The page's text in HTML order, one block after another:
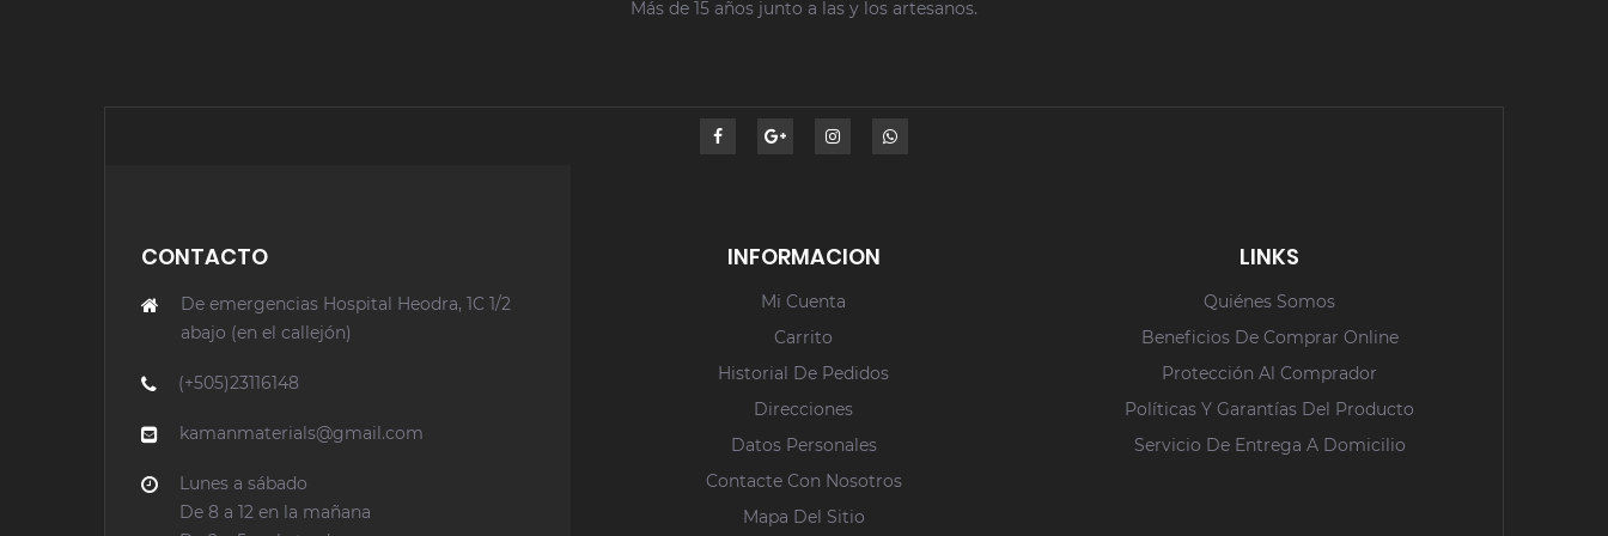
Más de 15 años junto a las y los artesanos.
CONTACTO
De emergencias Hospital Heodra, 1C 1/2
abajo (en el callejón)
(+505)23116148
kamanmaterials@gmail.com
Lunes a sábado
De 8 a 12 en la mañana
INFORMACION
Mi Cuenta
Carrito
Historial De Pedidos
Direcciones
Datos Personales
Contacte Con Nosotros
Mapa Del Sitio
LINKS
Quiénes Somos
Beneficios De Comprar Online
Protección Al Comprador
Políticas Y Garantías Del Producto
Servicio De Entrega A Domicilio